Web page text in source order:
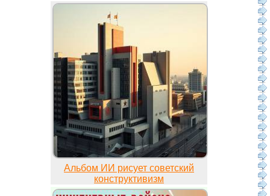
Альбом ИИ рисует советский
конструктивизм